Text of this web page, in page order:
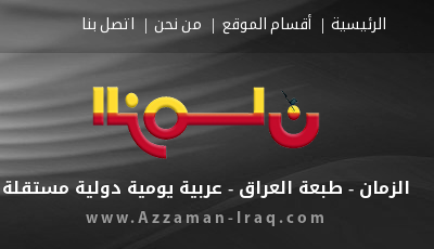
الرئيسية أقسام الموقع من نحن اتصل بنا
الزمان - طبعة العراق - عربية يومية دولية مستقلة
www.Azzaman-Iraq.com